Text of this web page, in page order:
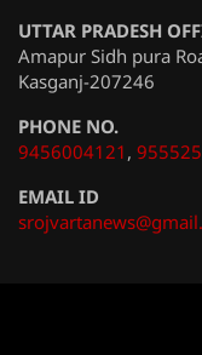
UTTAR PRADESH
Amapur Sidh pura
Kasganj-207246
PHONE NO.
9456004121 ,
EMAIL ID